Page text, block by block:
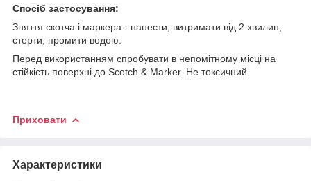
Спосіб застосування:
Зняття скотча і маркера - нанести, витримати від 2 хвилин,
стерти, промити водою.
Перед використанням спробувати в непомітному місці на
стійкість поверхні до Scotch & Marker. Не токсичний.
Приховати
Характеристики